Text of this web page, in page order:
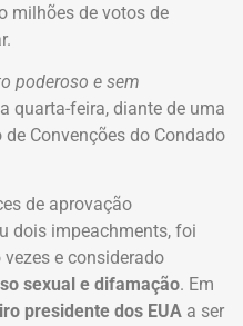
milhões de votos de
poderoso e sem
quarta-feira, diante de uma
Convenções do Condado
de aprovação
dois impeachments, foi
e considerado
sexual e difamação. Em
presidente dos EUA a ser